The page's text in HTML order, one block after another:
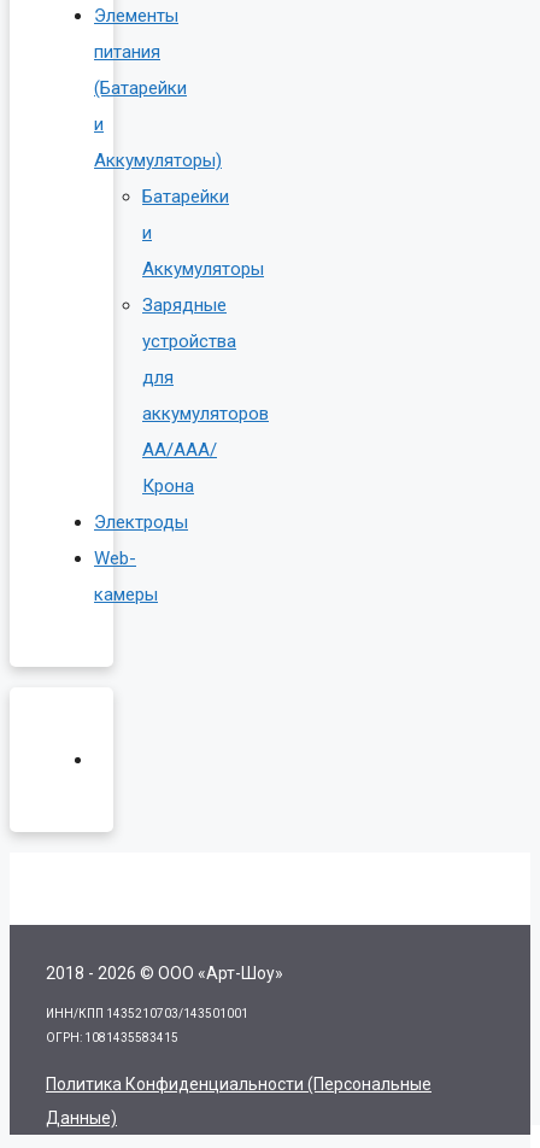
Элементы
питания
(Батарейки
и
Аккумуляторы)
Батарейки
и
Аккумуляторы
Зарядные
устройства
для
аккумуляторов
AA/AAA/
Крона
Электроды
Web-
камеры
2018 - 2026 © ООО «Арт-Шоу»
ИНН/КПП 1435210703/143501001
ОГРН: 1081435583415
Политика Конфиденциальности (персональные
Данные)